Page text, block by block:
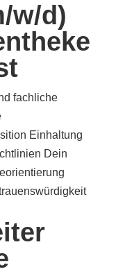
w/d)
fachliche
Einhaltung
Dein